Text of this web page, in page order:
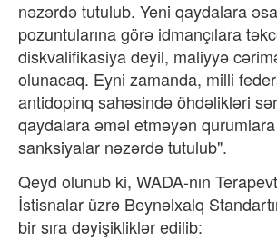
nəzərdə tutulub. Yeni qaydalara
pozuntularına görə idmançılara
diskvalifikasiya deyil, maliyyə
olunacaq. Eyni zamanda, milli
antidopinq sahəsində öhdəlikləri
qaydalara əməl etməyən
sanksiyalar nəzərdə tutulub".
Qeyd olunub ki, WADA-nın
İstisnalar üzrə Beynəlxalq
bir sıra dəyişikliklər edilib: